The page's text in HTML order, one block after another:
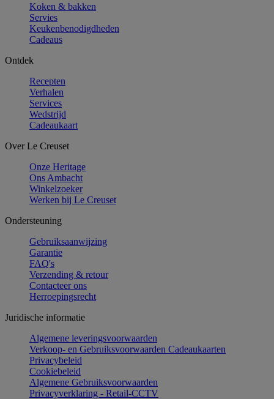
Koken & bakken
Servies
Keukenbenodigdheden
Cadeaus
Ontdek
Recepten
Verhalen
Services
Wedstrijd
Cadeaukaart
Over Le Creuset
Onze Heritage
Ons Ambacht
Winkelzoeker
Werken bij Le Creuset
Ondersteuning
Gebruiksaanwijzing
Garantie
FAQ's
Verzending & retour
Contacteer ons
Herroepingsrecht
Juridische informatie
Algemene leveringsvoorwaarden
Verkoop- en Gebruiksvoorwaarden Cadeaukaarten
Privacybeleid
Cookiebeleid
Algemene Gebruiksvoorwaarden
Privacyverklaring - Retail-CCTV